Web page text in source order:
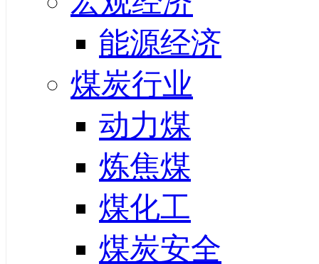
能源经济
煤炭行业
动力煤
炼焦煤
煤化工
煤炭安全